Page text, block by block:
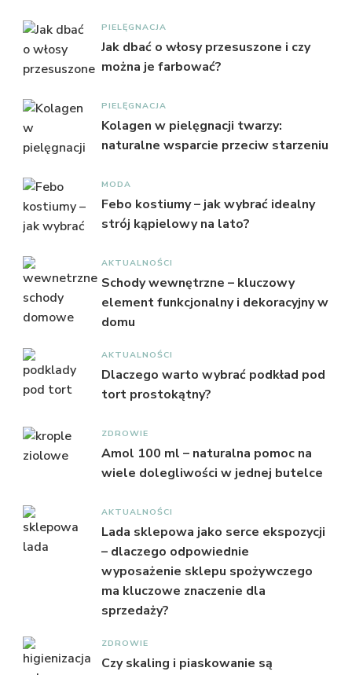
PIELĘGNACJA
Jak dbać o włosy przesuszone i czy
można je farbować?
PIELĘGNACJA
Kolagen w pielęgnacji twarzy:
naturalne wsparcie przeciw starzeniu
MODA
Febo kostiumy – jak wybrać idealny
strój kąpielowy na lato?
AKTUALNOŚCI
Schody wewnętrzne – kluczowy
element funkcjonalny i dekoracyjny w
domu
AKTUALNOŚCI
Dlaczego warto wybrać podkład pod
tort prostokątny?
ZDROWIE
Amol 100 ml – naturalna pomoc na
wiele dolegliwości w jednej butelce
AKTUALNOŚCI
Lada sklepowa jako serce ekspozycji
– dlaczego odpowiednie
wyposażenie sklepu spożywczego
ma kluczowe znaczenie dla
sprzedaży?
ZDROWIE
Czy skaling i piaskowanie są